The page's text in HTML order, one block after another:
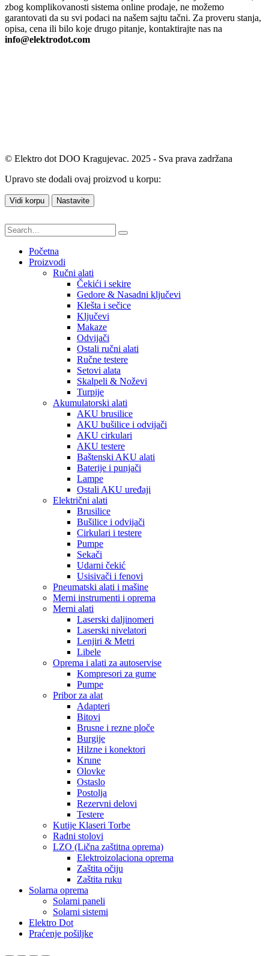
zbog komplikovanosti sistema online prodaje, ne možemo
garantovati da su svi podaci na našem sajtu tačni. Za proveru stanja,
opisa, cena ili bilo koje drugo pitanje, kontaktirajte nas na
info@elektrodot.com
© Elektro dot DOO Kragujevac. 2025 - Sva prava zadržana
Upravo ste dodali ovaj proizvod u korpu:
Vidi korpu Nastavite
Početna
Proizvodi
Ručni alati
Čekići i sekire
Gedore & Nasadni ključevi
Klešta i sečice
Ključevi
Makaze
Odvijači
Ostali ručni alati
Ručne testere
Setovi alata
Skalpeli & Noževi
Turpije
Akumulatorski alati
AKU brusilice
AKU bušilice i odvijači
AKU cirkulari
AKU testere
Baštenski AKU alati
Baterije i punjači
Lampe
Ostali AKU uređaji
Električni alati
Brusilice
Bušilice i odvijači
Cirkulari i testere
Pumpe
Sekači
Udarni čekić
Usisivači i fenovi
Pneumatski alati i mašine
Merni instrumenti i oprema
Merni alati
Laserski daljinomeri
Laserski nivelatori
Lenjiri & Metri
Libele
Oprema i alati za autoservise
Kompresori za gume
Pumpe
Pribor za alat
Adapteri
Bitovi
Brusne i rezne ploče
Burgije
Hilzne i konektori
Krune
Olovke
Ostaslo
Postolja
Rezervni delovi
Testere
Kutije Klaseri Torbe
Radni stolovi
LZO (Lična zaštitna oprema)
Elektroizolaciona oprema
Zaštita očiju
Zaštita ruku
Solarna oprema
Solarni paneli
Solarni sistemi
Elektro Dot
Praćenje pošiljke